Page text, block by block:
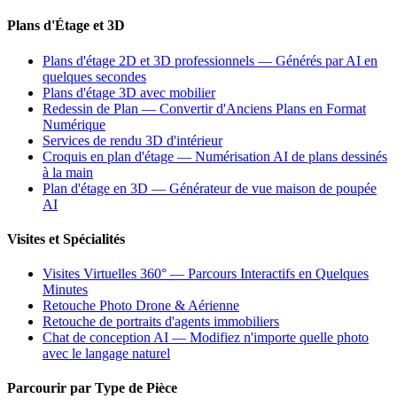
Plans d'Étage et 3D
Plans d'étage 2D et 3D professionnels — Générés par AI en
quelques secondes
Plans d'étage 3D avec mobilier
Redessin de Plan — Convertir d'Anciens Plans en Format
Numérique
Services de rendu 3D d'intérieur
Croquis en plan d'étage — Numérisation AI de plans dessinés
à la main
Plan d'étage en 3D — Générateur de vue maison de poupée
AI
Visites et Spécialités
Visites Virtuelles 360° — Parcours Interactifs en Quelques
Minutes
Retouche Photo Drone & Aérienne
Retouche de portraits d'agents immobiliers
Chat de conception AI — Modifiez n'importe quelle photo
avec le langage naturel
Parcourir par Type de Pièce